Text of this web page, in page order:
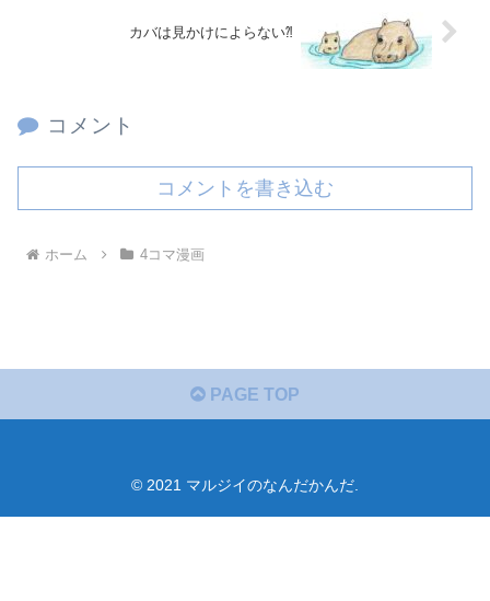
カバは見かけによらない⁈
コメント
コメントを書き込む
ホーム 4コマ漫画
PAGE TOP
© 2021 マルジイのなんだかんだ.